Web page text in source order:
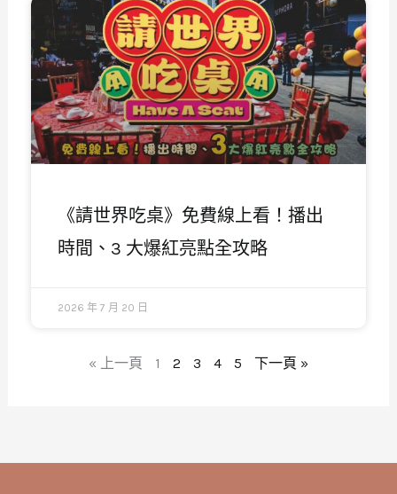
《請世界吃桌》免費線上看！播出
時間、3 大爆紅亮點全攻略
2026 年 7 月 20 日
« 上一頁 1 2 3 4 5 下一頁 »